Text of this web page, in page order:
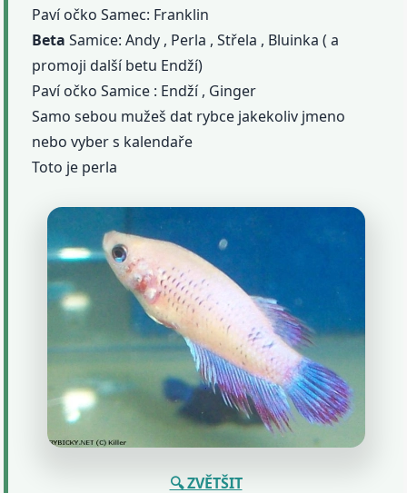
Paví očko Samec: Franklin
Beta Samice: Andy , Perla , Střela , Bluinka ( a
promoji další betu Endží)
Paví očko Samice : Endží , Ginger
Samo sebou mužeš dat rybce jakekoliv jmeno
nebo vyber s kalendaře
Toto je perla
🔍 ZVĚTŠIT